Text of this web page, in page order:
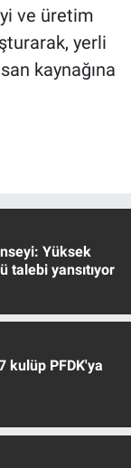
ve üretim
yerli
kaynağına
Yüksek
talebi yansıtıyor
kulüp PFDK'ya